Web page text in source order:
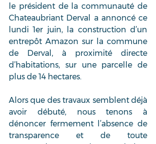
le président de la communauté de
Chateaubriant Derval a annoncé ce
lundi 1er juin, la construction d’un
entrepôt Amazon sur la commune
de Derval, à proximité directe
d’habitations, sur une parcelle de
plus de 14 hectares.
Alors que des travaux semblent déjà
avoir débuté, nous tenons à
dénoncer fermement l’absence de
transparence et de toute